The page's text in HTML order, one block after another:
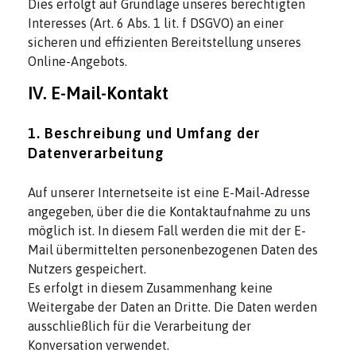
Dies erfolgt auf Grundlage unseres berechtigten
Interesses (Art. 6 Abs. 1 lit. f DSGVO) an einer
sicheren und effizienten Bereitstellung unseres
Online-Angebots.
IV. E-Mail-Kontakt
1. Beschreibung und Umfang der
Datenverarbeitung
Auf unserer Internetseite ist eine E-Mail-Adresse
angegeben, über die die Kontaktaufnahme zu uns
möglich ist. In diesem Fall werden die mit der E-
Mail übermittelten personenbezogenen Daten des
Nutzers gespeichert.
Es erfolgt in diesem Zusammenhang keine
Weitergabe der Daten an Dritte. Die Daten werden
ausschließlich für die Verarbeitung der
Konversation verwendet.